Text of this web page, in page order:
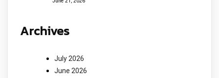
Archives
July 2026
June 2026